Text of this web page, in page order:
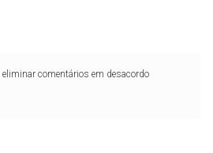
comentários em desacordo